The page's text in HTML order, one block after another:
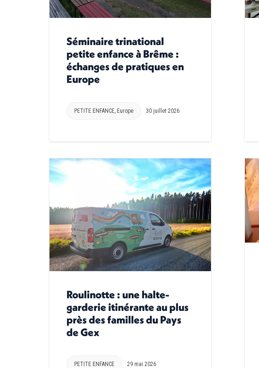
Séminaire trinational
petite enfance à Brême :
échanges de pratiques en
Europe
PETITE ENFANCE Europe 30 juillet 2026
Roulinotte : une halte-
garderie itinérante au plus
près des familles du Pays
de Gex
PETITE ENFANCE 29 mai 2026